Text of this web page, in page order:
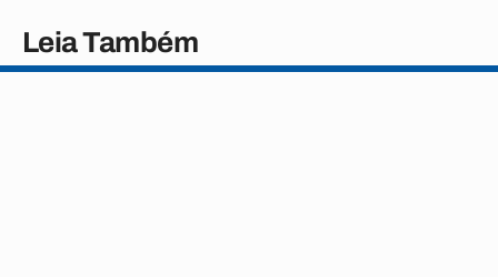
Leia Também